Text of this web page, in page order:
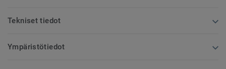
Tekniset tiedot
Ympäristötiedot